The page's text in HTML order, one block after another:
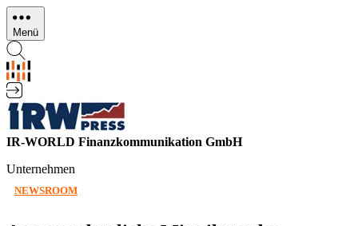
Direkt
zum
Inhalt
Menü
IR-WORLD Finanzkommunikation GmbH
Unternehmen
NEWSROOM